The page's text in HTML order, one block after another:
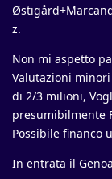
z.
Non mi aspetto
Valutazioni
di 2/3 milioni,
presumibilmente
Possibile financo
In entrata il